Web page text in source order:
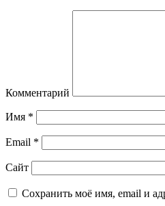
Комментарий
Имя *
Email *
Сайт
Сохранить моё имя, email и